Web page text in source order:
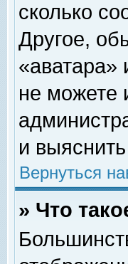
сколько
Другое,
«аватара»
не можете
и
Вернуться
» Что